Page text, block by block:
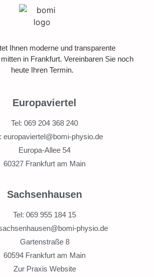
Ihnen moderne und transparente
in Frankfurt. Vereinbaren Sie noch
heute Ihren Termin.
Europaviertel
Tel: 069 204 368 240
europaviertel@bomi-physio.de
Europa-Allee 54
60327 Frankfurt am Main
Sachsenhausen
Tel: 069 955 184 15
physio.de
Gartenstraße 8
60594 Frankfurt am Main
Zur Praxis Website